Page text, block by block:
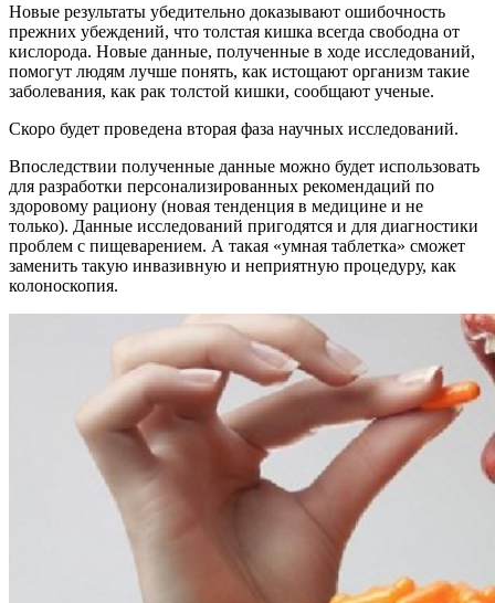
Новые результаты убедительно доказывают ошибочность
прежних убеждений, что толстая кишка всегда свободна от
кислорода. Новые данные, полученные в ходе исследований,
помогут людям лучше понять, как истощают организм такие
заболевания, как рак толстой кишки, сообщают ученые.
Скоро будет проведена вторая фаза научных исследований.
Впоследствии полученные данные можно будет использовать
для разработки персонализированных рекомендаций по
здоровому рациону (новая тенденция в медицине и не
только). Данные исследований пригодятся и для диагностики
проблем с пищеварением. А такая «умная таблетка» сможет
заменить такую инвазивную и неприятную процедуру, как
колоноскопия.